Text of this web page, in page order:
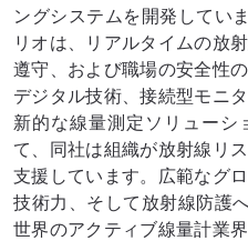
ングシステムを開発してい
リオは、リアルタイムの放
遵守、および職場の安全性
デジタル技術、接続型モニ
新的な線量測定ソリューシ
て、同社は組織が放射線リ
支援しています。広範なグ
技術力、そして放射線防護
世界のアクティブ線量計業